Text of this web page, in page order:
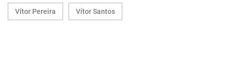
Vítor Pereira Vítor Santos